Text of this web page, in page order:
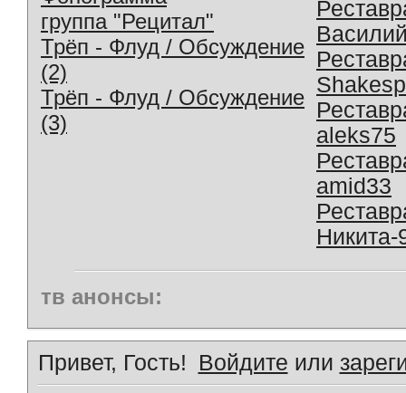
группа "Рецитал"
Трёп - Флуд / Обсуждение
(2)
Трёп - Флуд / Обсуждение
(3)
aleks75
amid33
Никита-
тв анонсы:
Привет, Гость! Войдите или